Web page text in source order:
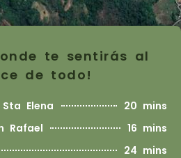
te sentirás al
de todo!
Elena
20 mins
Rafael
16 mins
24 mins